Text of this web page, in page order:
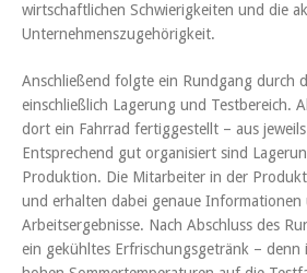
wirtschaftlichen Schwierigkeiten und die
Unternehmenszugehörigkeit.
Anschließend folgte ein Rundgang durch
einschließlich Lagerung und Testbereich.
dort ein Fahrrad fertiggestellt – aus
Entsprechend gut organisiert sind
Produktion. Die Mitarbeiter in der
und erhalten dabei genaue Informationen
Arbeitsergebnisse. Nach Abschluss des
ein gekühltes Erfrischungsgetränk – denn